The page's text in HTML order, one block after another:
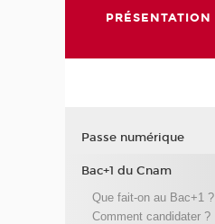
PRÉSENTATION
Passe numérique
Bac+1 du Cnam
Que fait-on au Bac+1 ?
Comment candidater ?